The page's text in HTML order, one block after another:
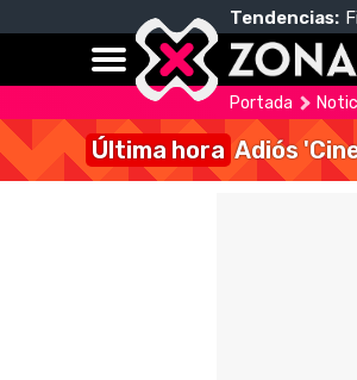
Tendencias:
Portada
Última hora Adiós